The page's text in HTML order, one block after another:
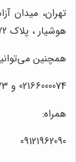
تهران، میدان
هوشیار ، پلاک 472 ، طبقه دوم ، واحد 6
همچنین
02166000074 و 02166000073
همراه:
09121962090